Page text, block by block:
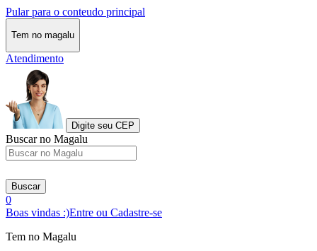
Pular para o conteudo principal
Tem no magalu
Atendimento
Digite seu CEP
Buscar no Magalu
Buscar
0
Boas vindas :)Entre ou Cadastre-se
Tem no Magalu